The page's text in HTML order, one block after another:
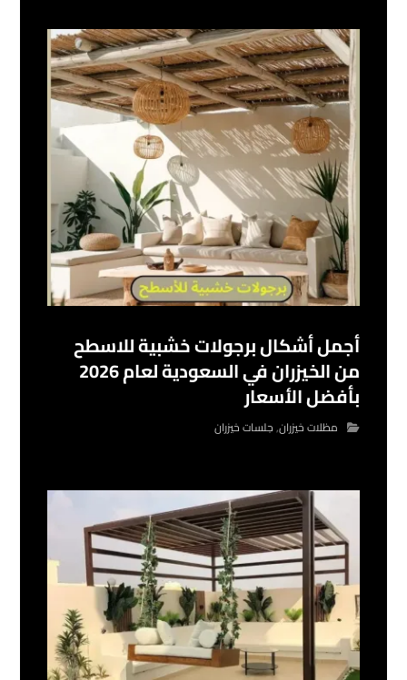
أجمل أشكال برجولات خشبية للاسطح
من الخيزران في السعودية لعام 2026
بأفضل الأسعار
مظلات خيزران,جلسات خيزران